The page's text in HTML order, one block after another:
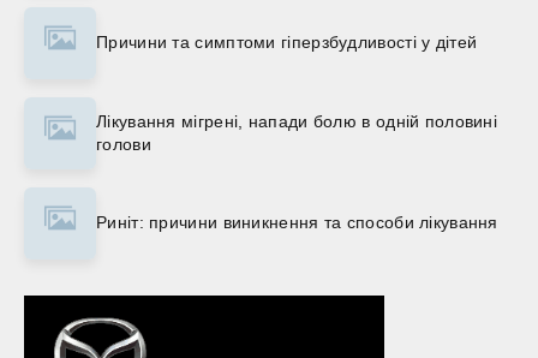
Причини та симптоми гіперзбудливості у дітей
Лікування мігрені, напади болю в одній половині
голови
Риніт: причини виникнення та способи лікування